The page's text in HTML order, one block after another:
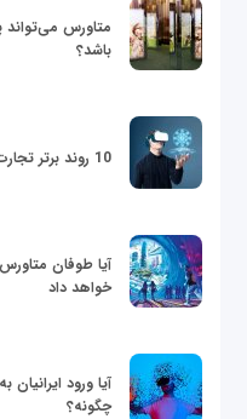
متاورس
باشد؟
10 روند برتر تجارت و فناوری در سال 2022
آیا طوفان
خواهد داد
آیا ورود
چگونه؟